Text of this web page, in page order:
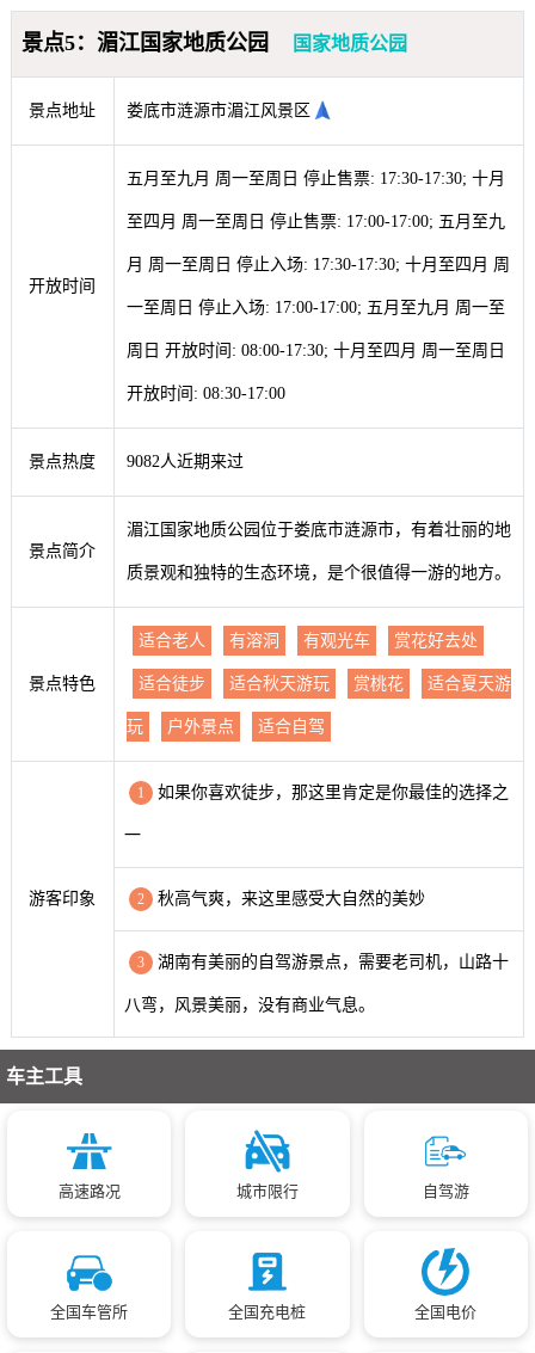
景点5：湄江国家地质公园 国家地质公园
景点地址 娄底市涟源市湄江风景区
开放时间
五月至九月 周一至周日 停止售票: 17:30-17:30; 十月
至四月 周一至周日 停止售票: 17:00-17:00; 五月至九
月 周一至周日 停止入场: 17:30-17:30; 十月至四月 周
一至周日 停止入场: 17:00-17:00; 五月至九月 周一至
周日 开放时间: 08:00-17:30; 十月至四月 周一至周日
开放时间: 08:30-17:00
景点热度 9082人近期来过
景点简介
湄江国家地质公园位于娄底市涟源市，有着壮丽的地
质景观和独特的生态环境，是个很值得一游的地方。
景点特色
适合老人 有溶洞 有观光车 赏花好去处
适合徒步 适合秋天游玩 赏桃花 适合夏天游
玩 户外景点 适合自驾
游客印象
1 如果你喜欢徒步，那这里肯定是你最佳的选择之
一
2 秋高气爽，来这里感受大自然的美妙
3 湖南有美丽的自驾游景点，需要老司机，山路十
八弯，风景美丽，没有商业气息。
车主工具
高速路况 城市限行 自驾游
全国车管所 全国充电桩 全国电价